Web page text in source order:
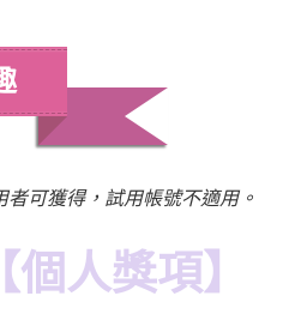
可獲得，試用帳號不適用。
【個人獎項】